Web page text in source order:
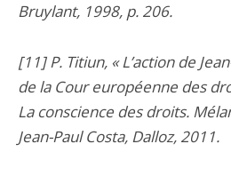
Bruylant, 1998, p. 206.
[11] P. Titiun, « L’action de
de la Cour européenne des
La conscience des droits.
Jean-Paul Costa, Dalloz, 2011.